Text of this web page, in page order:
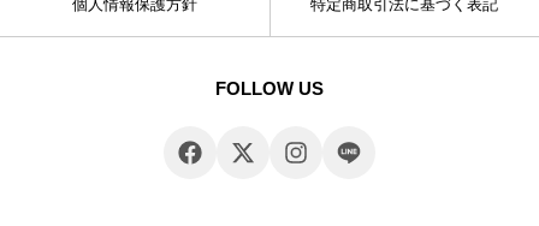
個人情報保護方針 特定商取引法に基づく表記
FOLLOW US